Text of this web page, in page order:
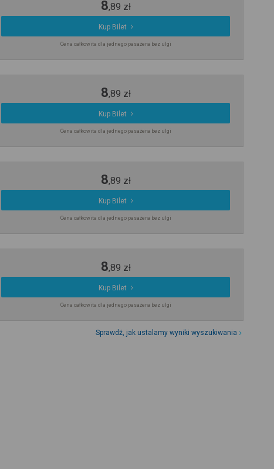
8,89 zł
Kup Bilet
Cena całkowita dla jednego pasażera bez ulgi
8,89 zł
Kup Bilet
Cena całkowita dla jednego pasażera bez ulgi
8,89 zł
Kup Bilet
Cena całkowita dla jednego pasażera bez ulgi
8,89 zł
Kup Bilet
Cena całkowita dla jednego pasażera bez ulgi
Sprawdź, jak ustalamy wyniki wyszukiwania